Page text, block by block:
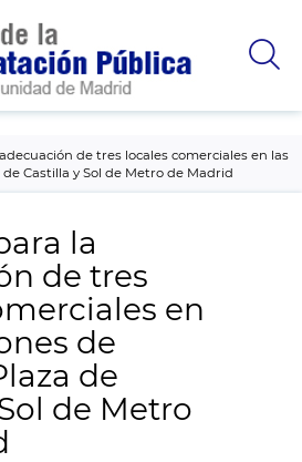
de tres locales comerciales en las
Castilla y Sol de Metro de Madrid
la
de tres
en
de
de
de Metro